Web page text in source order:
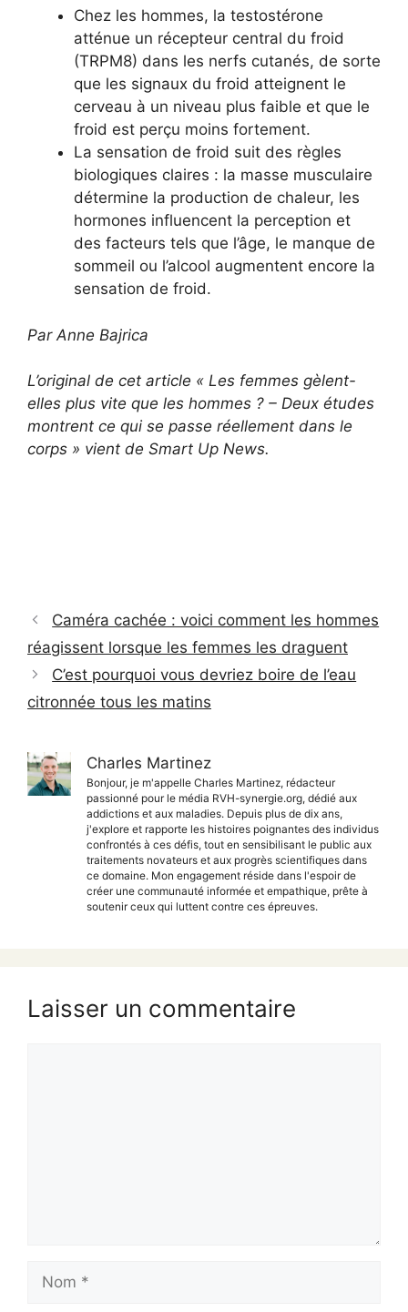
Chez les hommes, la testostérone
atténue un récepteur central du froid
(TRPM8) dans les nerfs cutanés, de sorte
que les signaux du froid atteignent le
cerveau à un niveau plus faible et que le
froid est perçu moins fortement.
La sensation de froid suit des règles
biologiques claires : la masse musculaire
détermine la production de chaleur, les
hormones influencent la perception et
des facteurs tels que l’âge, le manque de
sommeil ou l’alcool augmentent encore la
sensation de froid.
Par Anne Bajrica
L’original de cet article « Les femmes gèlent-
elles plus vite que les hommes ? – Deux études
montrent ce qui se passe réellement dans le
corps » vient de Smart Up News.
Caméra cachée : voici comment les hommes
réagissent lorsque les femmes les draguent
C’est pourquoi vous devriez boire de l’eau
citronnée tous les matins
Charles Martinez
Bonjour, je m'appelle Charles Martinez, rédacteur
passionné pour le média RVH-synergie.org, dédié aux
addictions et aux maladies. Depuis plus de dix ans,
j'explore et rapporte les histoires poignantes des individus
confrontés à ces défis, tout en sensibilisant le public aux
traitements novateurs et aux progrès scientifiques dans
ce domaine. Mon engagement réside dans l'espoir de
créer une communauté informée et empathique, prête à
soutenir ceux qui luttent contre ces épreuves.
Laisser un commentaire